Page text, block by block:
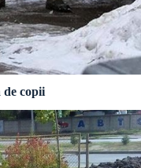
copii